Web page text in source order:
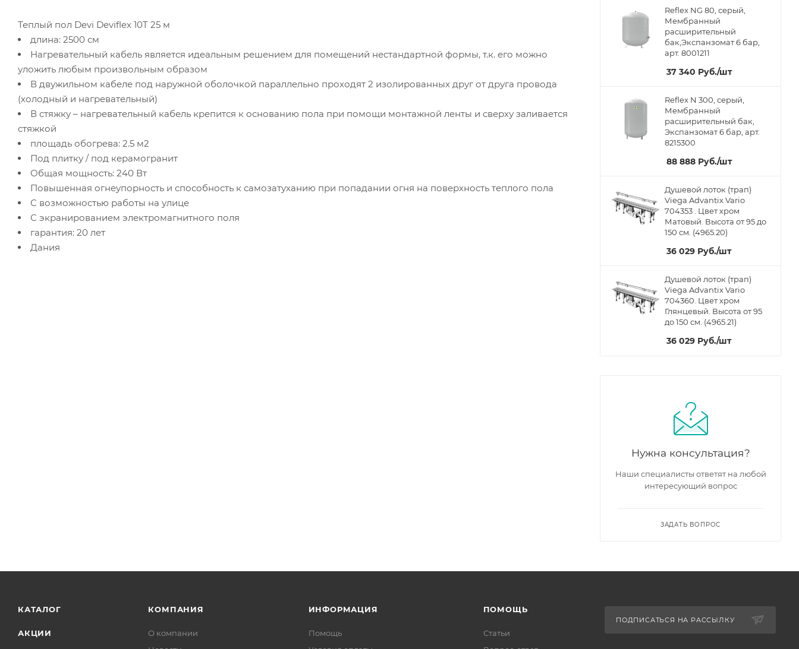
Теплый пол Devi Deviflex 10T 25 м
длина: 2500 см
Нагревательный кабель является идеальным решением для помещений нестандартной формы, т.к. его можно
уложить любым произвольным образом
В двужильном кабеле под наружной оболочкой параллельно проходят 2 изолированных друг от друга провода
(холодный и нагревательный)
В стяжку – нагревательный кабель крепится к основанию пола при помощи монтажной ленты и сверху заливается
стяжкой
площадь обогрева: 2.5 м2
Под плитку / под керамогранит
Общая мощность: 240 Вт
Повышенная огнеупорность и способность к самозатуханию при попадании огня на поверхность теплого пола
С возможностью работы на улице
С экранированием электромагнитного поля
гарантия: 20 лет
Дания
Reflex NG 80, серый,
Мембранный
расширительный
бак,Экспанзомат 6 бар,
арт. 8001211
37 340 Руб./шт
Reflex N 300, серый,
Мембранный
расширительный бак,
Экспанзомат 6 бар, арт.
8215300
88 888 Руб./шт
Душевой лоток (трап)
Viega Advantix Vario
704353 . Цвет хром
Матовый. Высота от 95 до
150 см. (4965.20)
36 029 Руб./шт
Душевой лоток (трап)
Viega Advantix Vario
704360. Цвет хром
Глянцевый. Высота от 95
до 150 см. (4965.21)
36 029 Руб./шт
Нужна консультация?
Наши специалисты ответят на любой
интересующий вопрос
ЗАДАТЬ ВОПРОС
КАТАЛОГ
АКЦИИ
КОМПАНИЯ
О компании
ИНФОРМАЦИЯ
Помощь
ПОМОЩЬ
Статьи
ПОДПИСАТЬСЯ НА РАССЫЛКУ